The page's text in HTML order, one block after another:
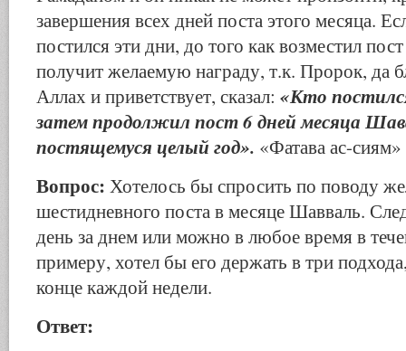
завершения всех дней поста этого месяца.
постился эти дни, до того как возместил
получит желаемую награду, т.к. Пророк, да
Аллах и приветствует, сказал: «Кто
затем продолжил пост 6 дней месяца
постящемуся целый год». «Фатава ас-
Вопрос: Хотелось бы спросить по поводу
шестидневного поста в месяце Шавваль.
день за днем или можно в любое время в
примеру, хотел бы его держать в три
конце каждой недели.
Ответ: